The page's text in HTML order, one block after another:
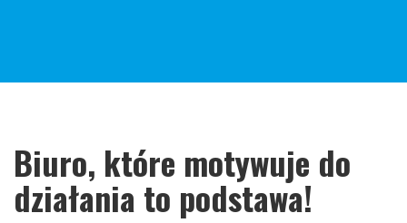
Biuro, które motywuje do
działania to podstawa!